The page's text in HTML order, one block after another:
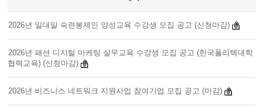
2026년 일대일 숙련봉제인 양성교육 수강생 모집 공고 (신청마감)
2026년 패션 디지털 마케팅 실무교육 수강생 모집 공고 (한국폴리텍대학
협력교육) (신청마감)
2026년 비즈니스 네트워크 지원사업 참여기업 모집 공고 (마감)